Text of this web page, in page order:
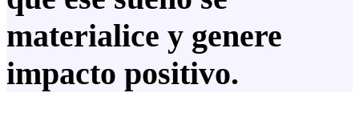
materialice y genere
impacto positivo.